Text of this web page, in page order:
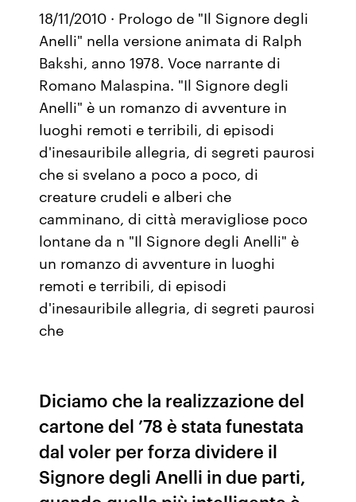
18/11/2010 · Prologo de "Il Signore degli
Anelli" nella versione animata di Ralph
Bakshi, anno 1978. Voce narrante di
Romano Malaspina. "Il Signore degli
Anelli" è un romanzo di avventure in
luoghi remoti e terribili, di episodi
d'inesauribile allegria, di segreti paurosi
che si svelano a poco a poco, di
creature crudeli e alberi che
camminano, di città meravigliose poco
lontane da n "Il Signore degli Anelli" è
un romanzo di avventure in luoghi
remoti e terribili, di episodi
d'inesauribile allegria, di segreti paurosi
che
Diciamo che la realizzazione del
cartone del ’78 è stata funestata
dal voler per forza dividere il
Signore degli Anelli in due parti,